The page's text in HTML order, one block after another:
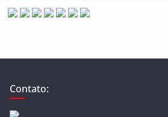
Contato: